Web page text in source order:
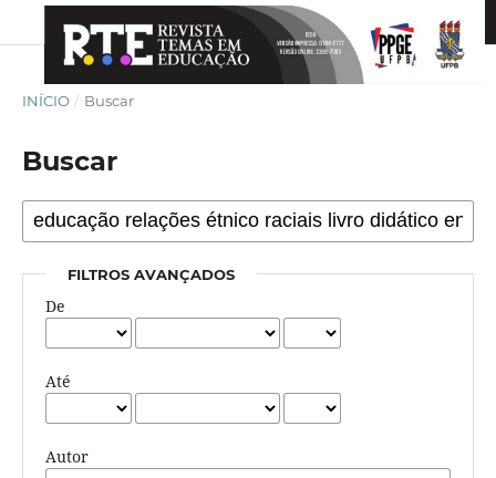
INÍCIO / Buscar
Buscar
FILTROS AVANÇADOS
De
Até
Autor